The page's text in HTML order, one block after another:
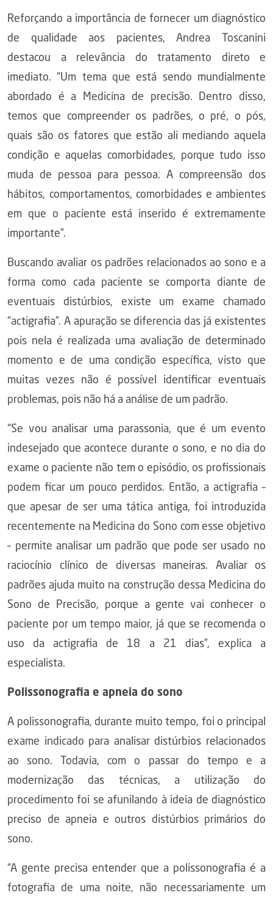
Reforçando a importância de fornecer um diagnóstico
de qualidade aos pacientes, Andrea Toscanini
destacou a relevância do tratamento direto e
imediato. “Um tema que está sendo mundialmente
abordado é a Medicina de precisão. Dentro disso,
temos que compreender os padrões, o pré, o pós,
quais são os fatores que estão ali mediando aquela
condição e aquelas comorbidades, porque tudo isso
muda de pessoa para pessoa. A compreensão dos
hábitos, comportamentos, comorbidades e ambientes
em que o paciente está inserido é extremamente
importante”.
Buscando avaliar os padrões relacionados ao sono e a
forma como cada paciente se comporta diante de
eventuais distúrbios, existe um exame chamado
“actigrafia”. A apuração se diferencia das já existentes
pois nela é realizada uma avaliação de determinado
momento e de uma condição específica, visto que
muitas vezes não é possível identificar eventuais
problemas, pois não há a análise de um padrão.
“Se vou analisar uma parassonia, que é um evento
indesejado que acontece durante o sono, e no dia do
exame o paciente não tem o episódio, os profissionais
podem ficar um pouco perdidos. Então, a actigrafia –
que apesar de ser uma tática antiga, foi introduzida
recentemente na Medicina do Sono com esse objetivo
– permite analisar um padrão que pode ser usado no
raciocínio clínico de diversas maneiras. Avaliar os
padrões ajuda muito na construção dessa Medicina do
Sono de Precisão, porque a gente vai conhecer o
paciente por um tempo maior, já que se recomenda o
uso da actigrafia de 18 a 21 dias”, explica a
especialista.
Polissonografia e apneia do sono
A polissonografia, durante muito tempo, foi o principal
exame indicado para analisar distúrbios relacionados
ao sono. Todavia, com o passar do tempo e a
modernização das técnicas, a utilização do
procedimento foi se afunilando à ideia de diagnóstico
preciso de apneia e outros distúrbios primários do
sono.
“A gente precisa entender que a polissonografia é a
fotografia de uma noite, não necessariamente um